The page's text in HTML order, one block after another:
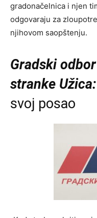
gradonačelnica i njen
odgovaraju za
njihovom saopštenju.
Gradski
stranke Užica:
svoj posao